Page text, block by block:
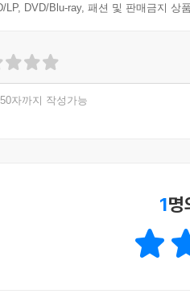
전히 몰입해 읽게 되는 에세이.
한 탐구를 해낸다.
으로 글을 쓴다. 책장에 새로이
LP, DVD/Blu-ray, 패션 및 판매금지 상
자까지 작성가능
1명